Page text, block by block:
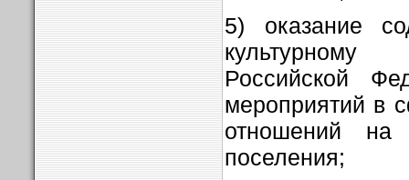
5) оказание
Российской
мероприятий в
отношений на
поселения;